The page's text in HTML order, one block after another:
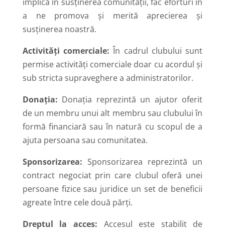
a ne promova și merită aprecierea și
susținerea noastră.
Activități comerciale: În cadrul clubului sunt
permise activități comerciale doar cu acordul și
sub stricta supraveghere a administratorilor.
Donația: Donația reprezintă un ajutor oferit
de un membru unui alt membru sau clubului în
formă financiară sau în natură cu scopul de a
ajuta persoana sau comunitatea.
Sponsorizarea: Sponsorizarea reprezintă un
contract negociat prin care clubul oferă unei
persoane fizice sau juridice un set de beneficii
agreate între cele două părți.
Dreptul la acces: Accesul este stabilit de